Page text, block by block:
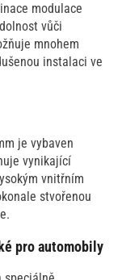
modulace
vůči
mnohem
instalaci ve
je vybaven
vynikající
vnitřním
stvořenou
pro automobily